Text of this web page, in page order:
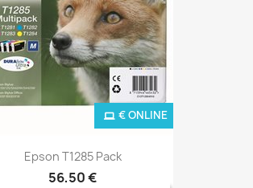
Epson T1285 Pack
56,50 €
€ ONLINE